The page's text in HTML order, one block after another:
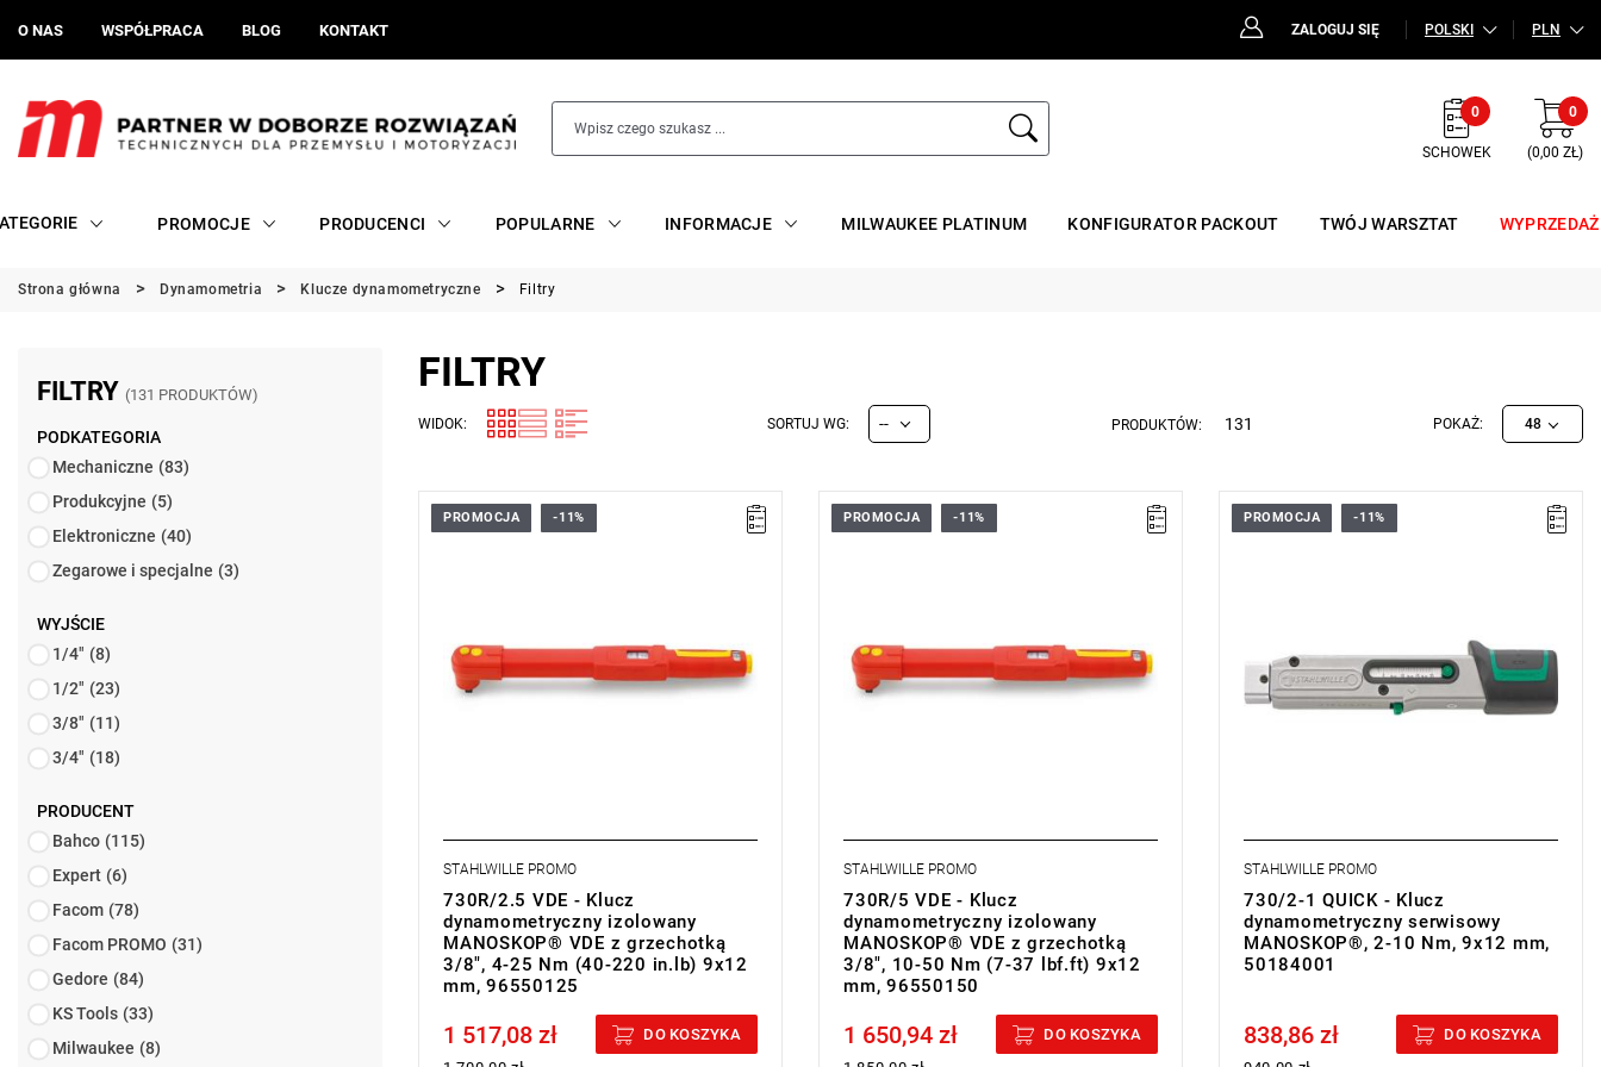
O NAS WSPÓŁPRACA BLOG KONTAKT ZALOGUJ SIĘ POLSKI PLN
0
SCHOWEK
0
(0,00 ZŁ)
PROMOCJE PRODUCENCI POPULARNE INFORMACJE MILWAUKEE PLATINUM KONFIGURATOR PACKOUT TWÓJ WARSZTAT WYPRZEDAŻ
Strona główna Dynamometria Klucze dynamometryczne Filtry
FILTRY (131 PRODUKTÓW)
PODKATEGORIA
Mechaniczne (83)
Produkcyjne (5)
Elektroniczne (40)
Zegarowe i specjalne (3)
WYJŚCIE
1/4" (8)
1/2" (23)
3/8" (11)
3/4" (18)
PRODUCENT
Bahco (115)
Expert (6)
Facom (78)
Facom PROMO (31)
Gedore (84)
KS Tools (33)
Milwaukee (8)
FILTRY
WIDOK: SORTUJ WG: -- PRODUKTÓW: 131 POKAŻ: 48
PROMOCJA -11%
STAHLWILLE PROMO
730R/2.5 VDE - Klucz
dynamometryczny izolowany
MANOSKOP® VDE z grzechotką
3/8", 4-25 Nm (40-220 in.lb) 9x12
mm, 96550125
Price tax included
1 517,08 zł DO KOSZYKA
PROMOCJA -11%
STAHLWILLE PROMO
730R/5 VDE - Klucz
dynamometryczny izolowany
MANOSKOP® VDE z grzechotką
3/8", 10-50 Nm (7-37 lbf.ft) 9x12
mm, 96550150
Price tax included
1 650,94 zł DO KOSZYKA
• Zakres: 2-10 Nm
• Z dwukomponentową rękojeścią
• Z zabezpieczeniem QuickRelease
• Dokładność: ±4%
• Świadectwo kalibracji zgodne z DIN EN
PROMOCJA -11%
STAHLWILLE PROMO
730/2-1 QUICK - Klucz
dynamometryczny serwisowy
MANOSKOP®, 2-10 Nm, 9x12 mm,
50184001
Price tax included
838,86 zł DO KOSZYKA